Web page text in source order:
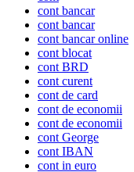
cont bancar
cont bancar
cont bancar online
cont blocat
cont BRD
cont curent
cont de card
cont de economii
cont de economii
cont George
cont IBAN
cont in euro